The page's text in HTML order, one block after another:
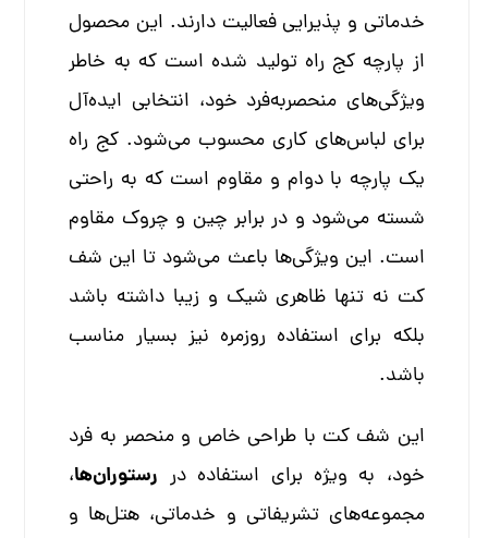
خدماتی و پذیرایی فعالیت دارند. این محصول
از پارچه کج راه تولید شده است که به خاطر
ویژگی‌های منحصربه‌فرد خود، انتخابی ایده‌آل
برای لباس‌های کاری محسوب می‌شود. کج راه
یک پارچه با دوام و مقاوم است که به راحتی
شسته می‌شود و در برابر چین و چروک مقاوم
است. این ویژگی‌ها باعث می‌شود تا این شف
کت نه تنها ظاهری شیک و زیبا داشته باشد
بلکه برای استفاده روزمره نیز بسیار مناسب
باشد.
این شف کت با طراحی خاص و منحصر به فرد
خود، به ویژه برای استفاده در رستوران‌ها،
مجموعه‌های تشریفاتی و خدماتی، هتل‌ها و